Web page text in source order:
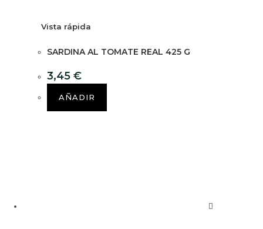
Vista rápida
SARDINA AL TOMATE REAL 425 G
3,45 €
AÑADIR